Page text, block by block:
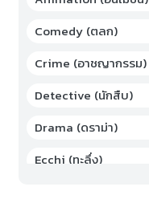
Comedy (ตลก)
Crime (อาชญากรรม)
Detective (นักสืบ)
Drama (ดราม่า)
Ecchi (ทะลึ่ง)